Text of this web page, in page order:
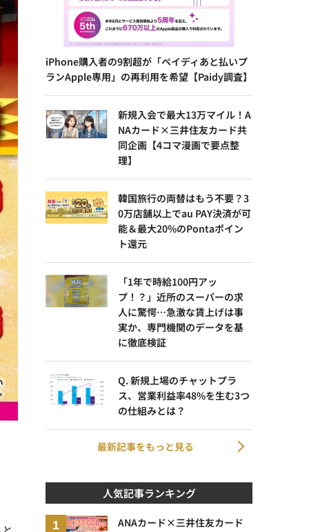
iPhone購入者の9割超が「ペイディあと払いプ
ランApple専用」の再利用を希望【Paidy調査】
新規入会で最大13万マイル！A
NAカード×三井住友カード共
同企画【4コマ漫画で要点整
理】
韓国旅行の両替はもう不要？3
0万店舗以上でau PAY決済が可
能＆最大20%のPontaポイン
ト還元
「1年で時給100円アッ
プ！？」近所のスーパーの求
人に驚愕…急激な賃上げは事
実か、専門機関のデータを基
に徹底検証
Q. 新規上場のチャットプラ
ス、営業利益率48%を生む3つ
の仕組みとは？
最新記事をもっと見る
人気記事ランキング
ANAカード×三井住友カード